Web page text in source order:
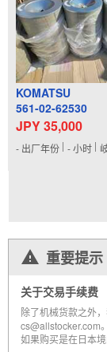
KOMATSU
561-02-62530
JPY 35,000
- 出厂年份 -小时
重要提示
关于交易手续费
除了机械货款之外
cs@allstocker.com。
如果购买是在日本